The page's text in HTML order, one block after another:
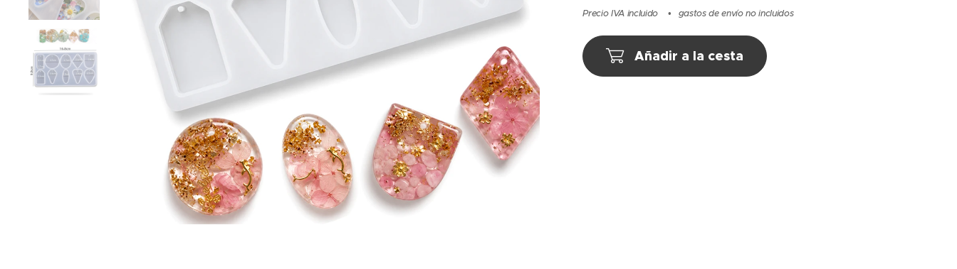
Precio IVA incluido gastos de envío no incluidos
Añadir a la cesta